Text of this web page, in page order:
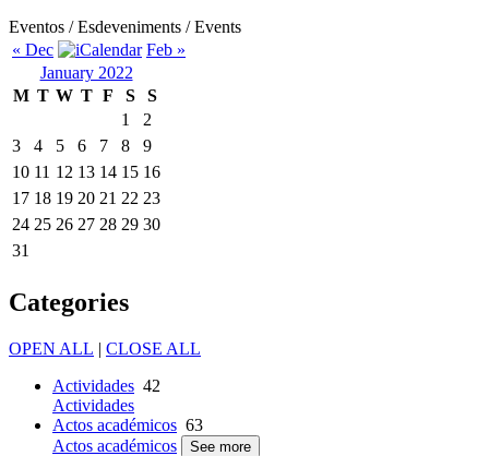
Eventos / Esdeveniments / Events
« Dec
Feb »
January 2022
M T W T F S
S
1
2
3
4 5 6 7 8
9
10 11 12 13 14 15 16
17 18 19 20 21 22 23
24 25 26 27 28 29 30
31
Categories
OPEN ALL | CLOSE ALL
Actividades 42
Actividades
Actos académicos 63
Actos académicos
See more